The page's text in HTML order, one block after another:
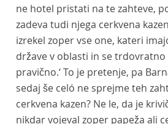
ne hotel pristati na te zahteve,
zadeva tudi njega cerkvena
izrekel zoper vse one, kateri
države v oblasti in se
pravično.‘ To je pretenje, pa
sedaj še celó ne sprejme teh
cerkvena kazen? Ne le, da je
nikdar vojeval zoper papeža ali